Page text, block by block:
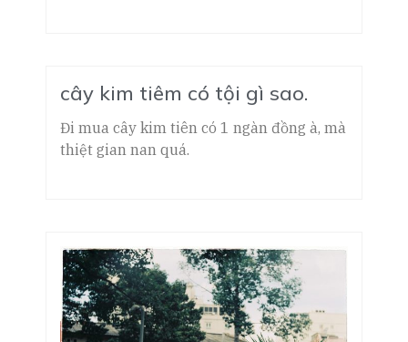
cây kim tiêm có tội gì sao.
Đi mua cây kim tiên có 1 ngàn đồng à, mà
thiệt gian nan quá.